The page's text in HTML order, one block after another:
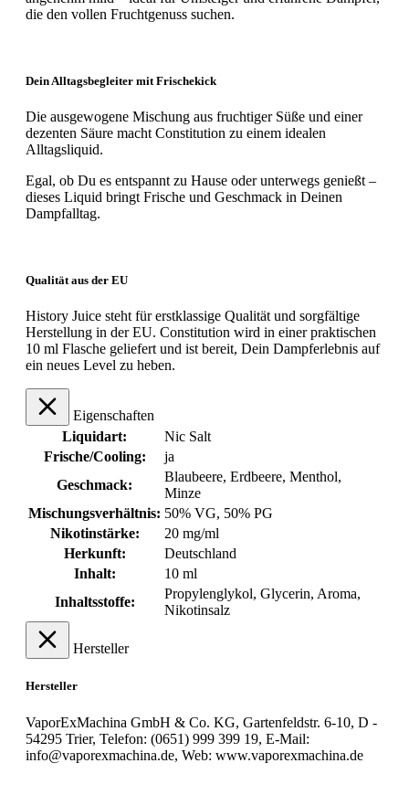
die den vollen Fruchtgenuss suchen.
Dein Alltagsbegleiter mit Frischekick
Die ausgewogene Mischung aus fruchtiger Süße und einer
dezenten Säure macht Constitution zu einem idealen
Alltagsliquid.
Egal, ob Du es entspannt zu Hause oder unterwegs genießt –
dieses Liquid bringt Frische und Geschmack in Deinen
Dampfalltag.
Qualität aus der EU
History Juice steht für erstklassige Qualität und sorgfältige
Herstellung in der EU. Constitution wird in einer praktischen
10 ml Flasche geliefert und ist bereit, Dein Dampferlebnis auf
ein neues Level zu heben.
Eigenschaften
Liquidart:
Nic Salt
Frische/Cooling:
ja
Geschmack:
Blaubeere, Erdbeere, Menthol,
Minze
Mischungsverhältnis: 50% VG, 50% PG
Nikotinstärke:
20 mg/ml
Herkunft:
Deutschland
Inhalt:
10 ml
Inhaltsstoffe:
Propylenglykol, Glycerin, Aroma,
Nikotinsalz
Hersteller
Hersteller
VaporExMachina GmbH & Co. KG, Gartenfeldstr. 6-10, D -
54295 Trier, Telefon: (0651) 999 399 19, E-Mail:
info@vaporexmachina.de, Web: www.vaporexmachina.de